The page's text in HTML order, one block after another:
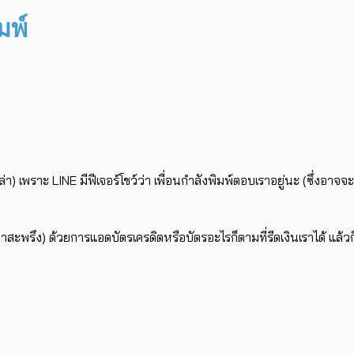
พ์
พราะ LINE มีฟีเจอร์โชว์ว่า เพื่อนกำลังพิมพ์ตอบเราอยู่นะ (ซึ่งอาจจ
พรึง) ด้วยการแอดบัตรเครดิตหรือบัตรอะไรก็ตามที่รีดเงินเราได้ แล้